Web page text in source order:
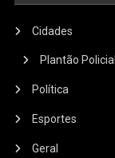
Cidades
Plantão Policial
Política
Esportes
Geral